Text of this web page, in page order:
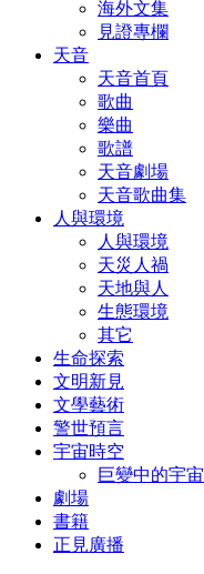
海外文集
見證專欄
天音
天音首頁
歌曲
樂曲
歌譜
天音劇場
天音歌曲集
人與環境
人與環境
天災人禍
天地與人
生態環境
其它
生命探索
文明新見
文學藝術
警世預言
宇宙時空
巨變中的宇宙
劇場
書籍
正見廣播